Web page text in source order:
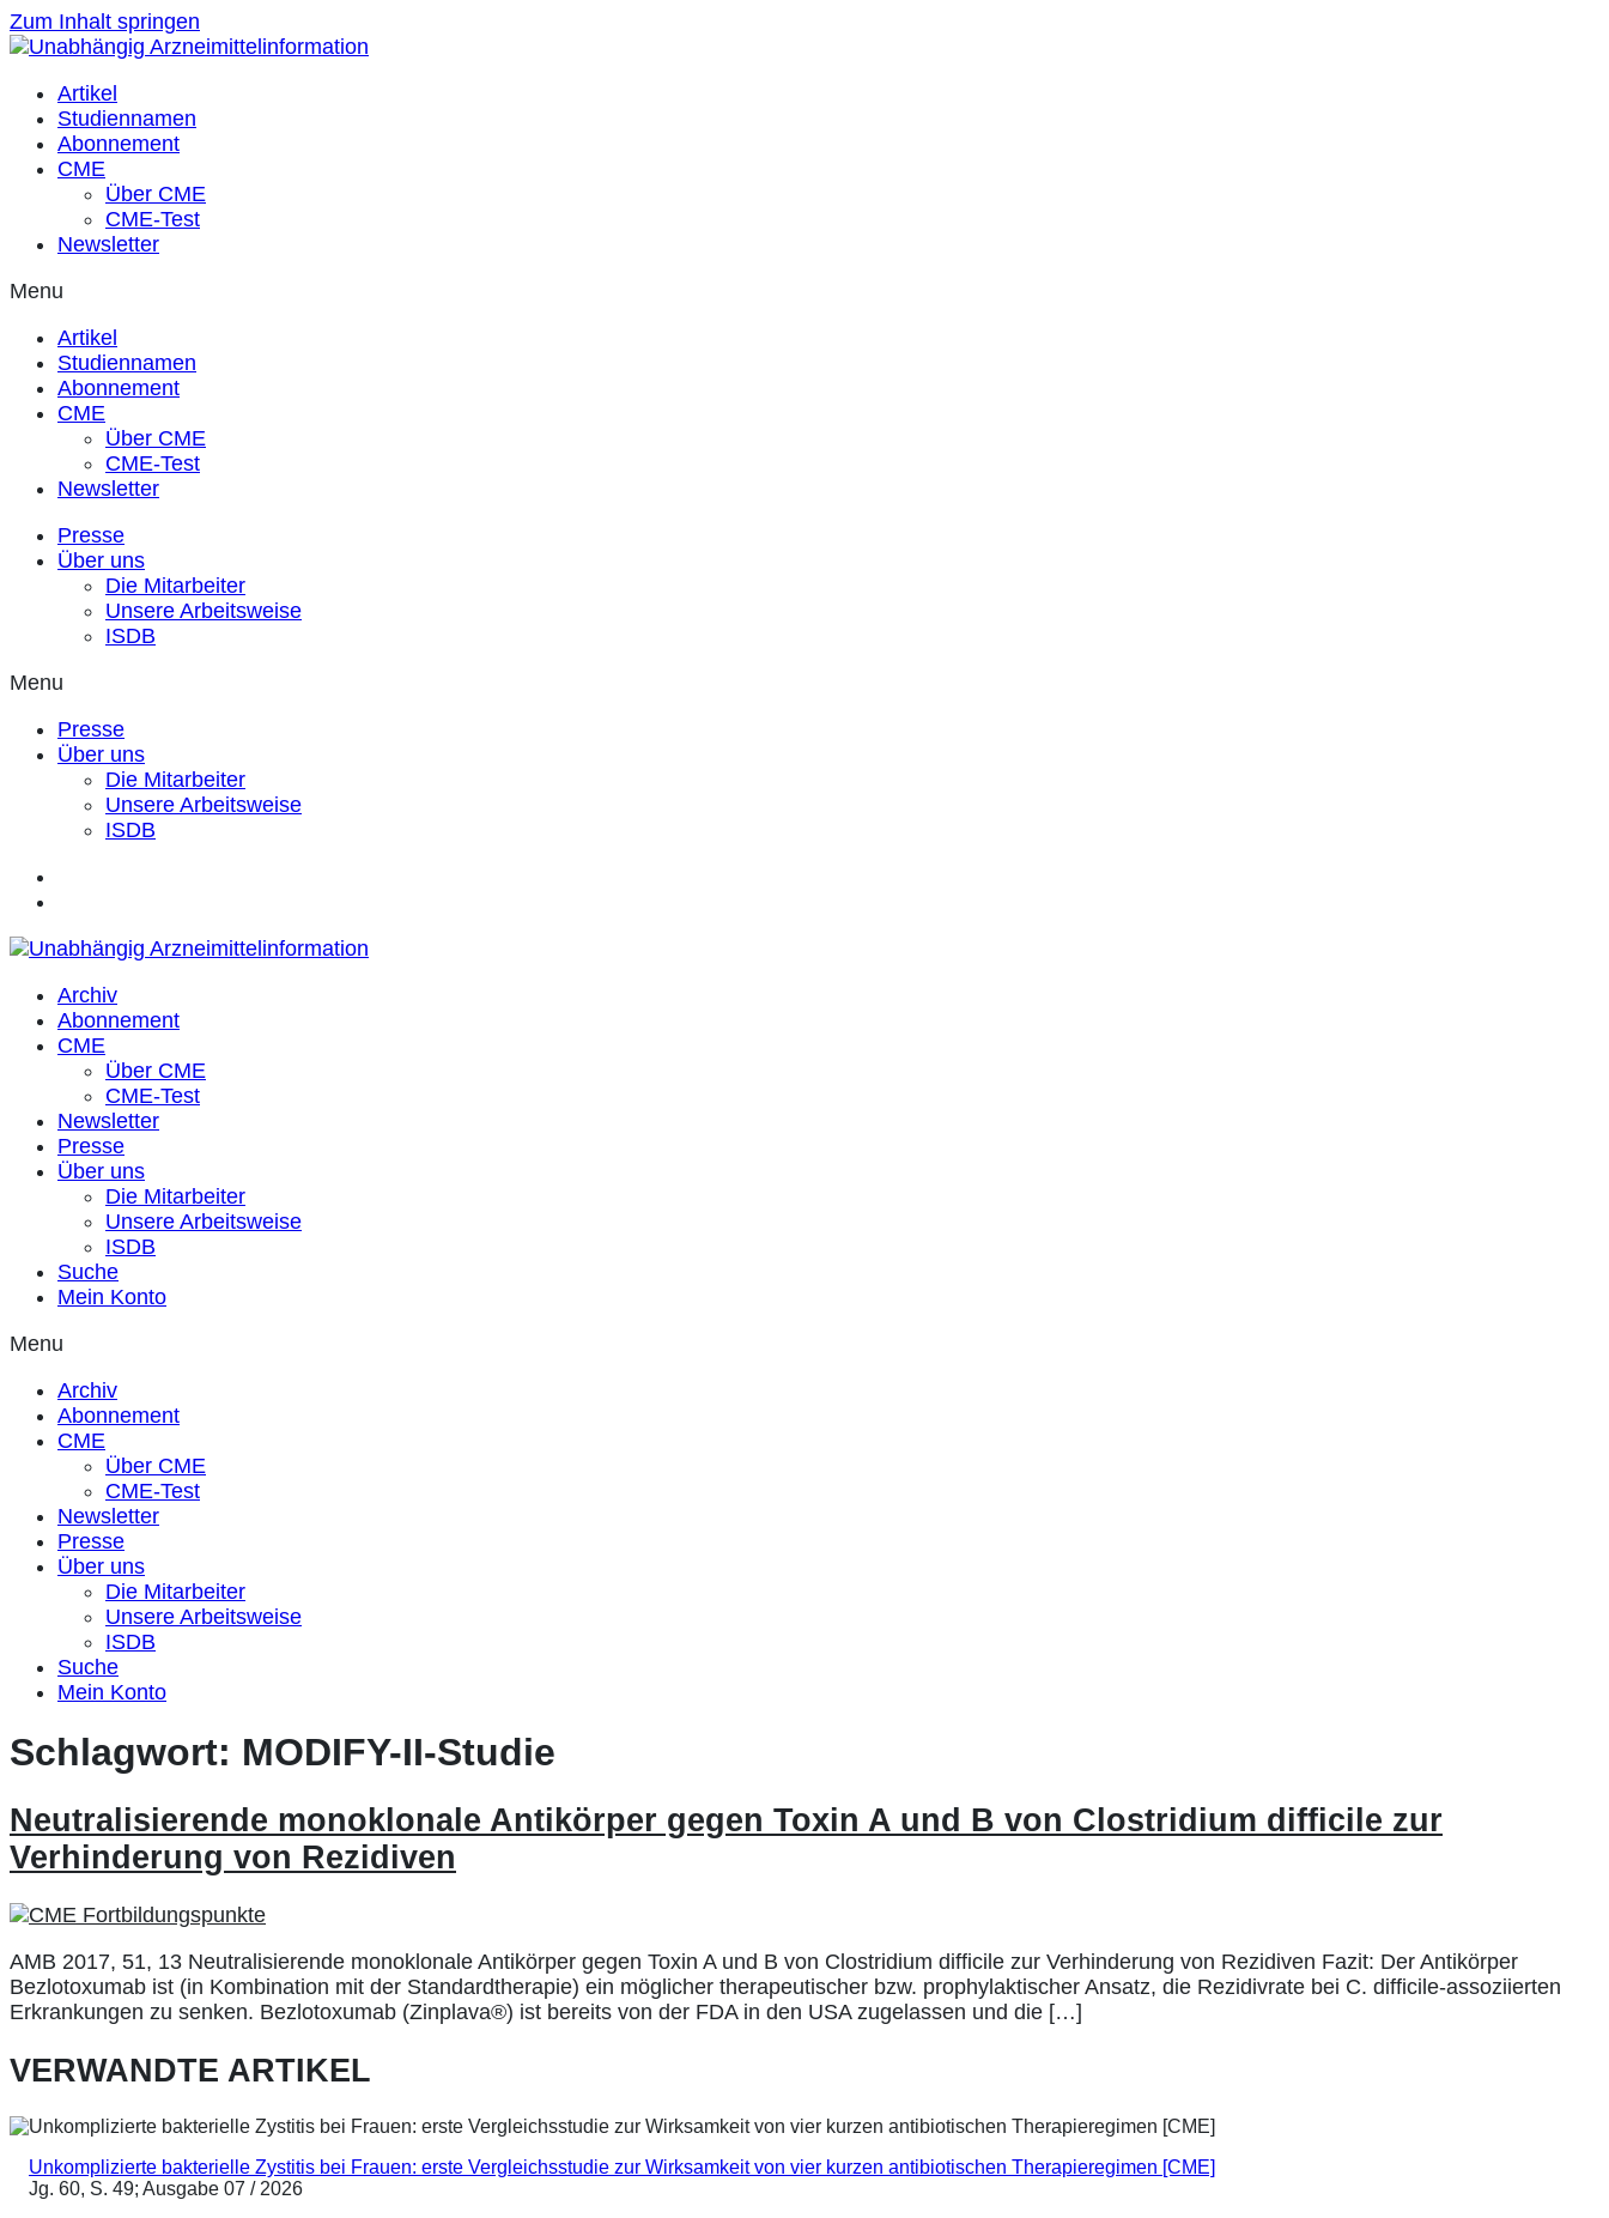
Zum Inhalt springen
Artikel
Studiennamen
Abonnement
CME
Über CME
CME-Test
Newsletter
Menu
Artikel
Studiennamen
Abonnement
CME
Über CME
CME-Test
Newsletter
Presse
Über uns
Die Mitarbeiter
Unsere Arbeitsweise
ISDB
Menu
Presse
Über uns
Die Mitarbeiter
Unsere Arbeitsweise
ISDB
Archiv
Abonnement
CME
Über CME
CME-Test
Newsletter
Presse
Über uns
Die Mitarbeiter
Unsere Arbeitsweise
ISDB
Suche
Mein Konto
Menu
Archiv
Abonnement
CME
Über CME
CME-Test
Newsletter
Presse
Über uns
Die Mitarbeiter
Unsere Arbeitsweise
ISDB
Suche
Mein Konto
Schlagwort: MODIFY-II-Studie
Neutralisierende monoklonale Antikörper gegen Toxin A und B von Clostridium difficile zur
Verhinderung von Rezidiven
AMB 2017, 51, 13 Neutralisierende monoklonale Antikörper gegen Toxin A und B von Clostridium difficile zur Verhinderung von Rezidiven Fazit: Der Antikörper
Bezlotoxumab ist (in Kombination mit der Standardtherapie) ein möglicher therapeutischer bzw. prophylaktischer Ansatz, die Rezidivrate bei C. difficile-assoziierten
Erkrankungen zu senken. Bezlotoxumab (Zinplava®) ist bereits von der FDA in den USA zugelassen und die […]
VERWANDTE ARTIKEL
Unkomplizierte bakterielle Zystitis bei Frauen: erste Vergleichsstudie zur Wirksamkeit von vier kurzen antibiotischen Therapieregimen [CME]
Jg. 60, S. 49; Ausgabe 07 / 2026